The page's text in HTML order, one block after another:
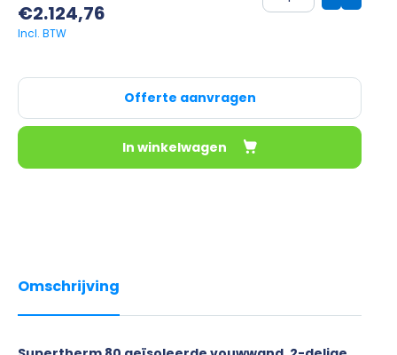
€2.124,76
Offerte aanvragen
In winkelwagen
Omschrijving